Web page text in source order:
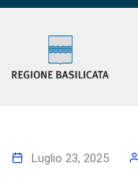
Luglio 23, 2025